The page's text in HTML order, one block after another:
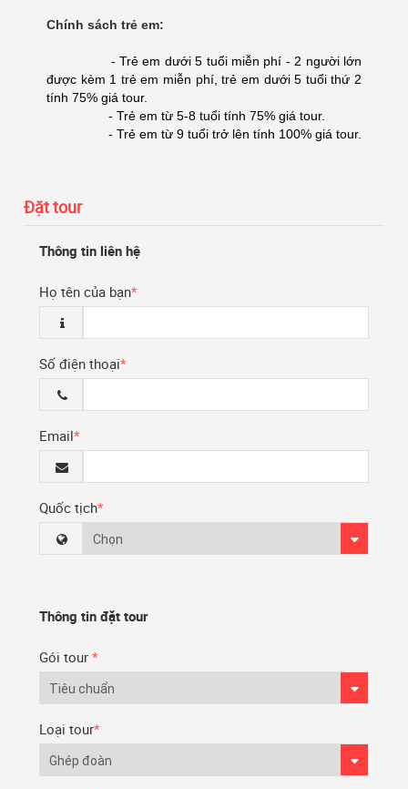
Chính sách trẻ em:
- Trẻ em dưới 5 tuổi miễn phí - 2 người lớn
được kèm 1 trẻ em miễn phí, trẻ em dưới 5 tuổi thứ 2
tính 75% giá tour.
- Trẻ em từ 5-8 tuổi tính 75% giá tour.
- Trẻ em từ 9 tuổi trở lên tính 100% giá tour.
Đặt tour
Thông tin liên hệ
Họ tên của bạn*
Số điện thoại*
Email*
Quốc tịch*
Thông tin đặt tour
Gói tour *
Loại tour*